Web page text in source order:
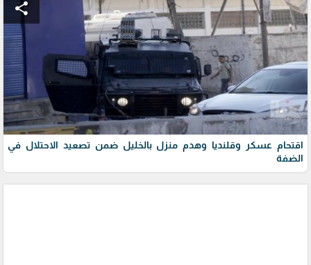
share
اقتحام عسكر وقلنديا وهدم منزل بالخليل ضمن تصعيد الاحتلال في
الضفة